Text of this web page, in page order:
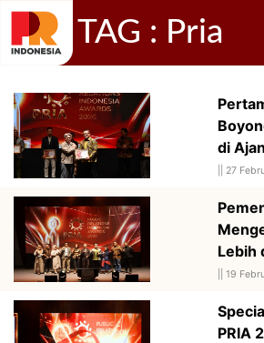
TAG : Pria
di
27
Lebih
19
PRIA